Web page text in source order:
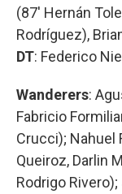
(87' Hernán
Rodríguez),
DT: Federico
Wanderers:
Fabricio
Crucci); Nahuel
Queiroz, Darlin
Rodrigo